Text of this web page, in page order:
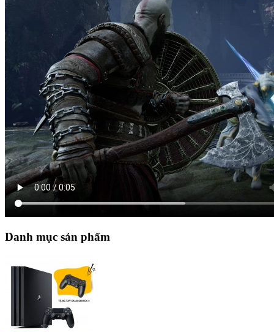
Danh mục sản phẩm